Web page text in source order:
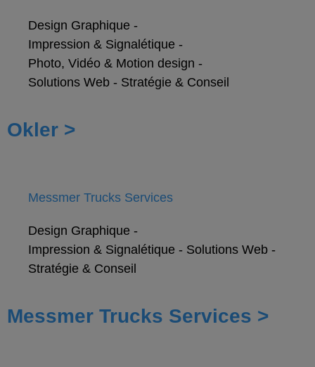
Design Graphique -
Impression & Signalétique -
Photo, Vidéo & Motion design -
Solutions Web - Stratégie & Conseil
Okler >
Messmer Trucks Services
Design Graphique -
Impression & Signalétique - Solutions Web -
Stratégie & Conseil
Messmer Trucks Services >